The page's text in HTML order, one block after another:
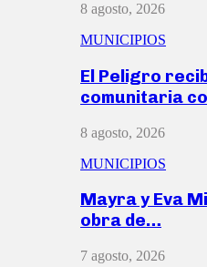
8 agosto, 2026
MUNICIPIOS
El Peligro
comunitaria
8 agosto, 2026
MUNICIPIOS
Mayra y Eva
obra de…
7 agosto, 2026